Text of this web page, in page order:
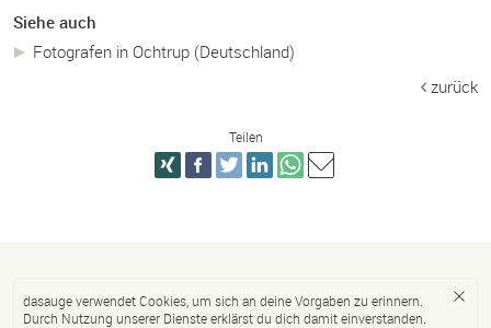
Siehe auch
Fotografen in Ochtrup (Deutschland)
zurück
Teilen
dasauge verwendet Cookies, um sich an deine Vorgaben zu erinnern.
Durch Nutzung unserer Dienste erklärst du dich damit einverstanden.